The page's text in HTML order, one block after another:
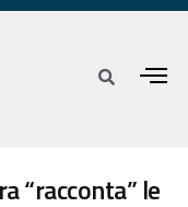
“racconta” le